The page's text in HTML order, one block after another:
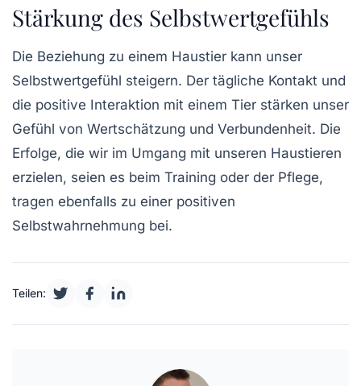
Stärkung des Selbstwertgefühls
Die Beziehung zu einem Haustier kann unser
Selbstwertgefühl steigern. Der tägliche Kontakt und
die positive Interaktion mit einem Tier stärken unser
Gefühl von Wertschätzung und Verbundenheit. Die
Erfolge, die wir im Umgang mit unseren Haustieren
erzielen, seien es beim Training oder der Pflege,
tragen ebenfalls zu einer positiven
Selbstwahrnehmung bei.
Teilen: